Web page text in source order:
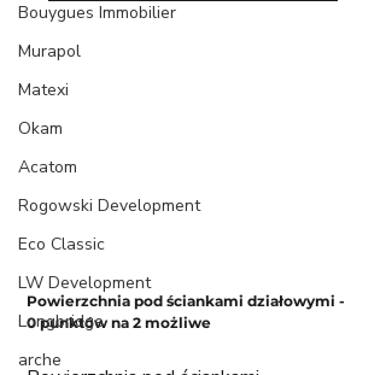
Bouygues Immobilier
Murapol
Matexi
Okam
Acatom
Rogowski Development
Eco Classic
LW Development
Longbridge
arche
Powierzchnia pod ściankami działowymi -
0 punktów na 2 możliwe